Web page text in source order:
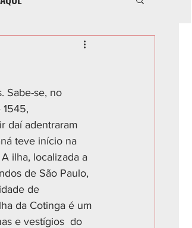
daí adentraram
teve início na
ilha, localizada a
de São Paulo,
de
da Cotinga é um
e vestígios  do